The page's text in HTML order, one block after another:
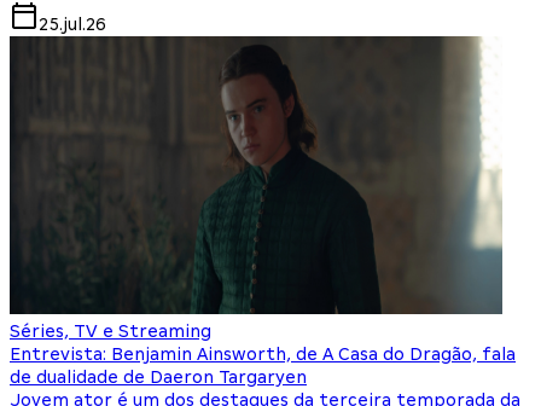
25.jul.26
Séries, TV e Streaming
Entrevista: Benjamin Ainsworth, de A Casa do Dragão, fala
de dualidade de Daeron Targaryen
Jovem ator é um dos destaques da terceira temporada da